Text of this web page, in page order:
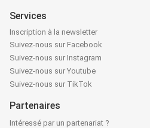
Services
Inscription à la newsletter
Suivez-nous sur Facebook
Suivez-nous sur Instagram
Suivez-nous sur Youtube
Suivez-nous sur TikTok
Partenaires
Intéressé par un partenariat ?